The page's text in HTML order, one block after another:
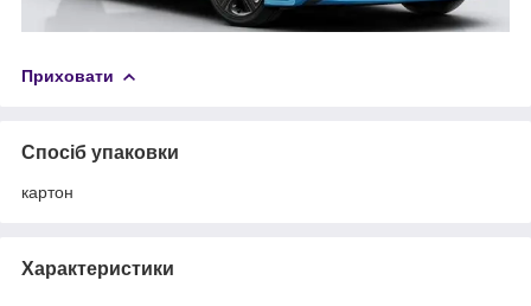
Приховати
Спосіб упаковки
картон
Характеристики